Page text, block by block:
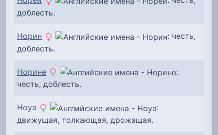
доблесть.
Норин
: честь,
доблесть.
Норине
:
честь, доблесть.
Ноуа
:
движущая, толкающая, дрожащая.